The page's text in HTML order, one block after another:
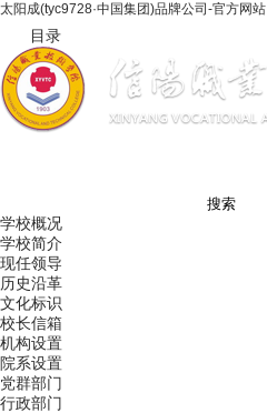
太阳成(tyc9728·中国集团)品牌公司-官方网站
目录
搜索
学校概况
学校简介
现任领导
历史沿革
文化标识
校长信箱
机构设置
院系设置
党群部门
行政部门